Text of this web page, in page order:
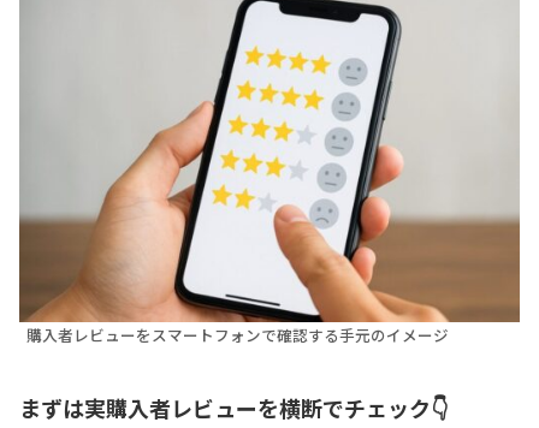
購入者レビューをスマートフォンで確認する手元のイメージ
まずは実購入者レビューを横断でチェック👇